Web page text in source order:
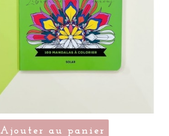
Ajouter au panier